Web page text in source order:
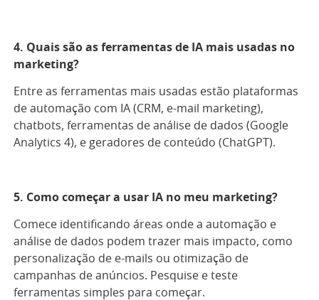
4. Quais são as ferramentas de IA mais usadas no
marketing?
Entre as ferramentas mais usadas estão plataformas
de automação com IA (CRM, e-mail marketing),
chatbots, ferramentas de análise de dados (Google
Analytics 4), e geradores de conteúdo (ChatGPT).
5. Como começar a usar IA no meu marketing?
Comece identificando áreas onde a automação e
análise de dados podem trazer mais impacto, como
personalização de e-mails ou otimização de
campanhas de anúncios. Pesquise e teste
ferramentas simples para começar.